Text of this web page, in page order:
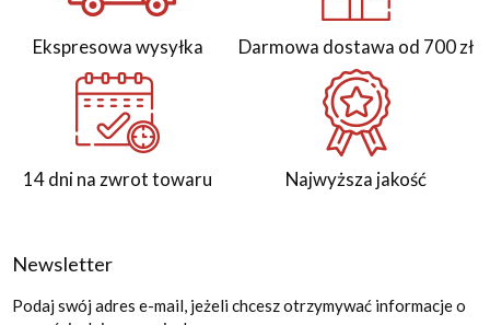
Ekspresowa wysyłka Darmowa dostawa od 700 zł
14 dni na zwrot towaru Najwyższa jakość
Newsletter
Podaj swój adres e-mail, jeżeli chcesz otrzymywać informacje o